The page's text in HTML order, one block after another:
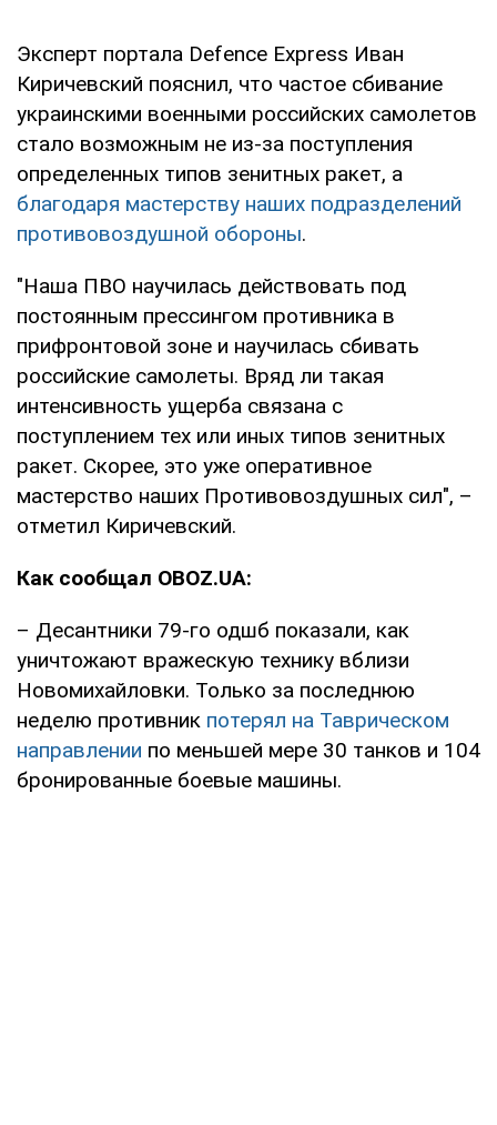
Эксперт портала Defence Express Иван
Киричевский пояснил, что частое сбивание
украинскими военными российских самолетов
стало возможным не из-за поступления
определенных типов зенитных ракет, а
благодаря мастерству наших подразделений
противовоздушной обороны.
"Наша ПВО научилась действовать под
постоянным прессингом противника в
прифронтовой зоне и научилась сбивать
российские самолеты. Вряд ли такая
интенсивность ущерба связана с
поступлением тех или иных типов зенитных
ракет. Скорее, это уже оперативное
мастерство наших Противовоздушных сил", –
отметил Киричевский.
Как сообщал OBOZ.UA:
– Десантники 79-го одшб показали, как
уничтожают вражескую технику вблизи
Новомихайловки. Только за последнюю
неделю противник потерял на Таврическом
направлении по меньшей мере 30 танков и 104
бронированные боевые машины.